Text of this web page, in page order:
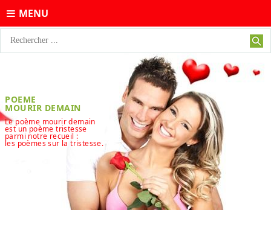
MENU
POEME
MOURIR DEMAIN
Le poème mourir demain
est un poème tristesse
parmi notre recueil :
les poèmes sur la tristesse.